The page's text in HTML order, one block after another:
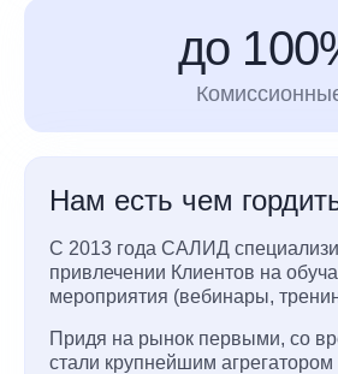
до
Нам есть чем
С 2013 года САЛИД
привлечении Клиентов на
мероприятия (вебинары,
Придя на рынок первыми, со
стали крупнейшим агрегатором